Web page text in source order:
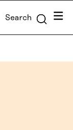
Search Menu